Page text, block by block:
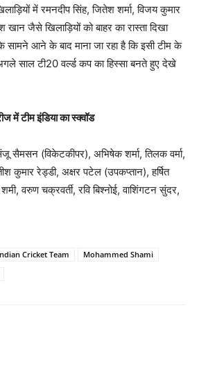
में रमनदीप सिंह, जितेश शर्मा, विजय कुमार
जैसे खिलाड़ियों को बाहर का रास्ता दिखा
सामने आने के बाद माना जा रहा है कि इसी टीम के
साल टी20 वर्ल्ड कप का हिस्सा बनते हुए देखे
में टीम इंडिया का स्क्वॉड
सैमसन (विकेटकीपर), अभिषेक शर्मा, तिलक वर्मा,
कुमार रेड्डी, अक्षर पटेल (उपकप्तान), हर्षित
शमी, वरुण चक्रवर्ती, रवि बिश्नोई, वाशिंगटन सुंदर,
Cricket Team
Mohammed Shami